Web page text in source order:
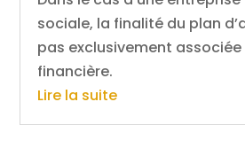
sociale, la finalité du plan
pas exclusivement
financière.
Lire la suite